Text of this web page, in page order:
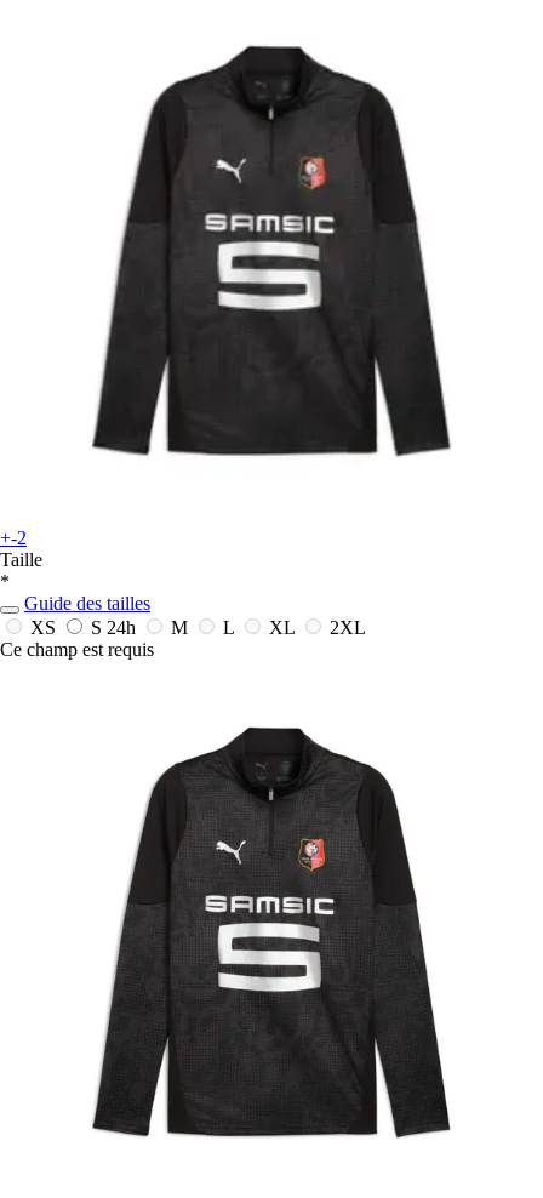
+-2
Taille
*
Guide des tailles
XS
S 24h M L XL
2XL
Ce champ est requis